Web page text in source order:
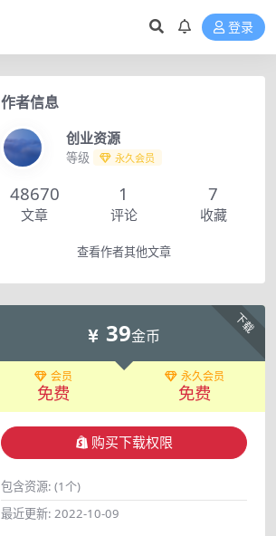
登录
作者信息
创业资源
等级 永久会员
48670
文章
1
评论
7
收藏
查看作者其他文章
下载
39金币
会员
免费
永久会员
免费
购买下载权限
包含资源: (1个)
最近更新: 2022-10-09